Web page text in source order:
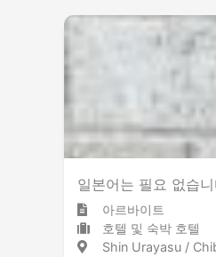
일본어는 필요 없습
아르바이트
호텔 및 숙박 호텔
Shin Urayasu / Chiba 新浦安 /